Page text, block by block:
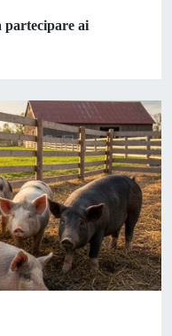
partecipare ai